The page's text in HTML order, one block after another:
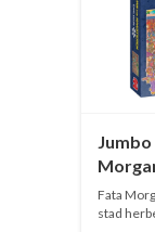
stukjes
Fata
stad